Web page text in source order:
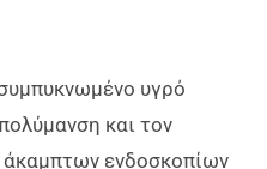
υγρό
και τον
άκαμπτων ενδοσκοπίων